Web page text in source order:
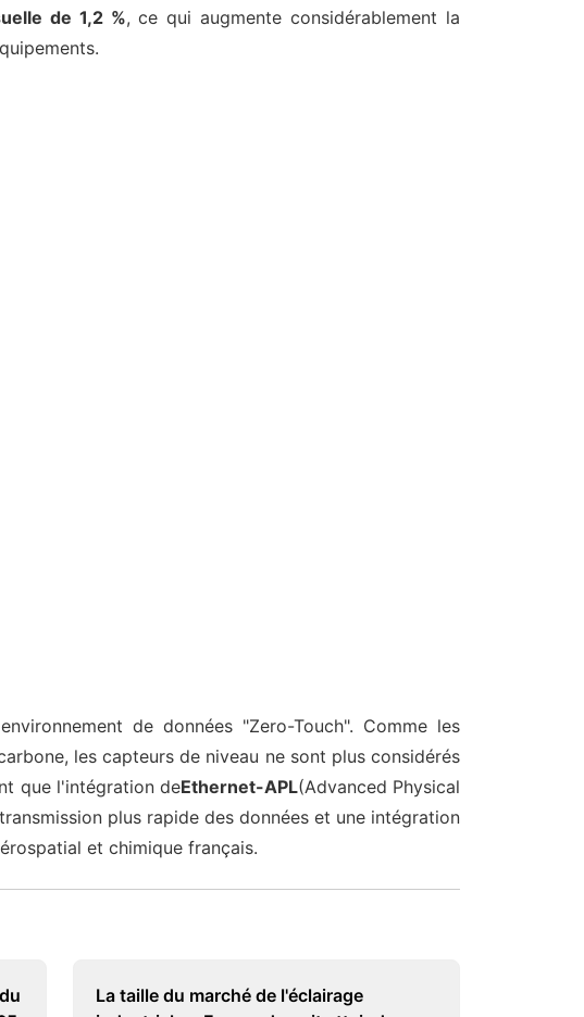
de 1,2 %, ce qui augmente considérablement la
de données "Zero-Touch". Comme les
les capteurs de niveau ne sont plus considérés
que l'intégration deEthernet-APL(Advanced Physical
plus rapide des données et une intégration
et chimique français.
La taille du marché de l'éclairage